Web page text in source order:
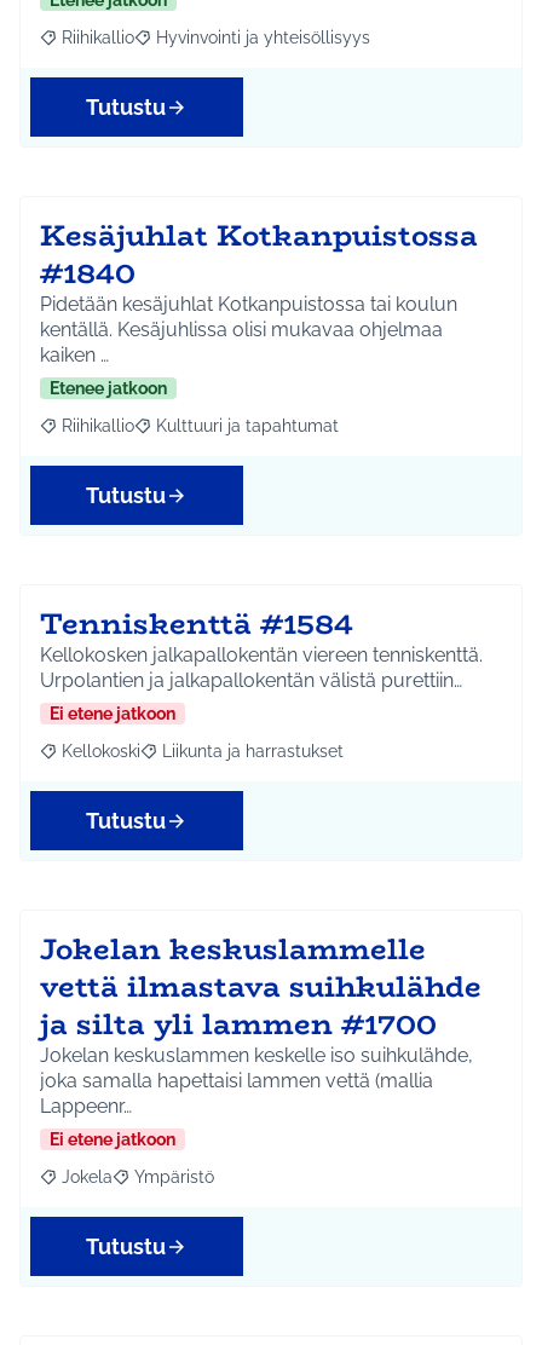
Rajaa tulokset aihepiirin mukaan: Riihikallio
Riihikallio Rajaa tulokset teeman mukaan: Hyvinvointi ja
Hyvinvointi ja yhteisöllisyys
Tutustu
Kesäjuhlat Kotkanpuistossa
#1840
Pidetään kesäjuhlat Kotkanpuistossa tai koulun
kentällä. Kesäjuhlissa olisi mukavaa ohjelmaa
kaiken …
Etenee jatkoon
Rajaa tulokset aihepiirin mukaan: Riihikallio
Riihikallio Rajaa tulokset teeman mukaan: Kulttuuri ja
Kulttuuri ja tapahtumat
Tutustu
Tenniskenttä #1584
Kellokosken jalkapallokentän viereen tenniskenttä.
Urpolantien ja jalkapallokentän välistä purettiin…
Ei etene jatkoon
Rajaa tulokset aihepiirin mukaan: Kellokoski
Kellokoski Rajaa tulokset teeman mukaan: Liikunta ja
Liikunta ja harrastukset
Tutustu
Jokelan keskuslammelle
vettä ilmastava suihkulähde
ja silta yli lammen #1700
Jokelan keskuslammen keskelle iso suihkulähde,
joka samalla hapettaisi lammen vettä (mallia
Lappeenr…
Ei etene jatkoon
Rajaa tulokset aihepiirin mukaan: Jokela
Jokela Rajaa tulokset teeman mukaan: Ympäristö
Ympäristö
Tutustu